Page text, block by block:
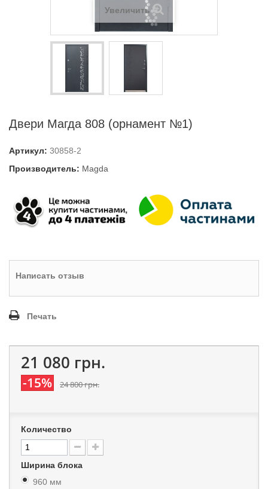
Увеличить
Двери Магда 808 (орнамент №1)
Артикул: 30858-2
Производитель: Magda
Написать отзыв
Печать
21 080 грн.
-15% 24 800 грн.
Количество
Ширина блока
960 мм